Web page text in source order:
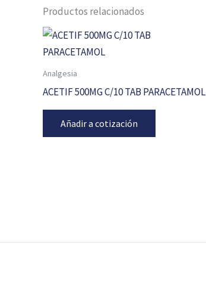
Productos relacionados
Analgesia
ACETIF 500MG C/10 TAB PARACETAMOL
Añadir a cotización